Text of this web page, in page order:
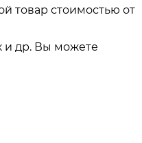
товар стоимостью от
и др. Вы можете